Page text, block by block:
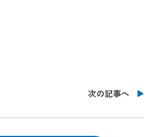
次の記事へ